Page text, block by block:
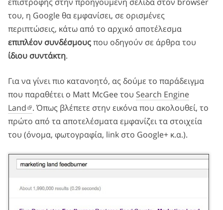
επιστροφής στην προηγούμενη σελίδα στον browser
του, η Google θα εμφανίσει, σε ορισμένες
περιπτώσεις, κάτω από το αρχικό αποτέλεσμα
επιπλέον συνδέσμουςπου οδηγούν σε άρθρα του
ίδιου συντάκτη.
Για να γίνει πιο κατανοητό, ας δούμε το παράδειγμα
που παραθέτει ο Matt McGee του Search Engine
Land
. Όπως βλέπετε στην εικόνα που ακολουθεί, το
πρώτο από τα αποτελέσματα εμφανίζει τα στοιχεία
του (όνομα, φωτογραφία, link στο Google+ κ.α.).